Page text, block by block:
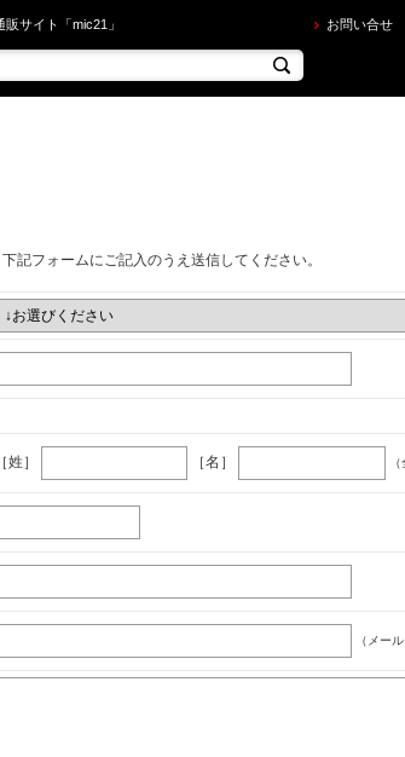
サイト「mic21」 お問い合せ
記フォームにご記入のうえ送信してください。
［姓］ ［名］
（メー